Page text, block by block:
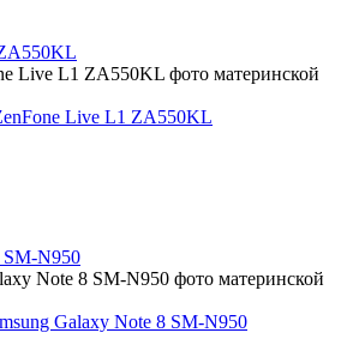
Live L1 ZA550KL фото материнской
Live L1 ZA550KL
SM-N950
Note 8 SM-N950 фото материнской
Galaxy Note 8 SM-N950